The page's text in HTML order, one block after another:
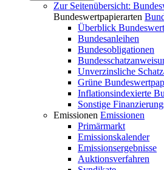
Zur Seitenübersicht:
Bundeswertpapierarten
Überblick
Bundesanleihen
Bundesobligationen
Unverzinsliche
Grüne
Inflationsindexierte
Sonstige
Emissionen Emissionen
Primärmarkt
Emissionskalender
Emissionsergebnisse
Auktionsverfahren